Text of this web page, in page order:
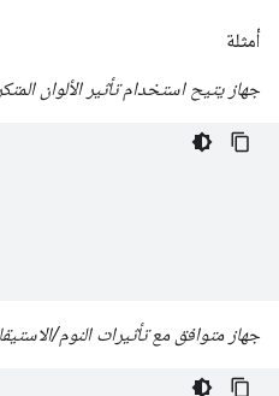
أمثلة
جهاز يتيح استخدام تأثير الألوان
جهاز متوافق مع تأثيرات النوم/